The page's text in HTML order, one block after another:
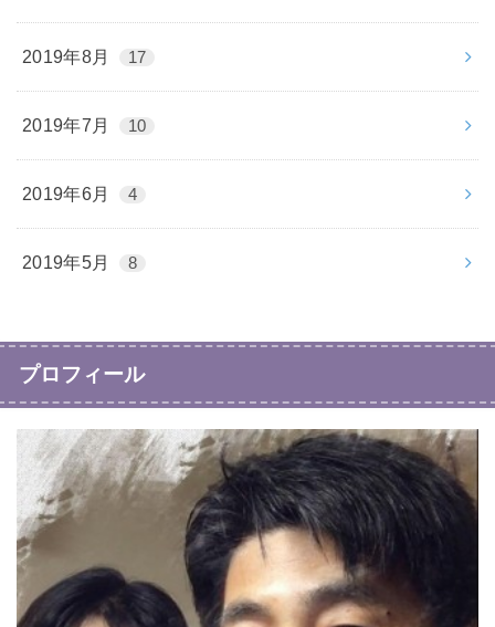
2019年8月 17
2019年7月 10
2019年6月 4
2019年5月 8
プロフィール